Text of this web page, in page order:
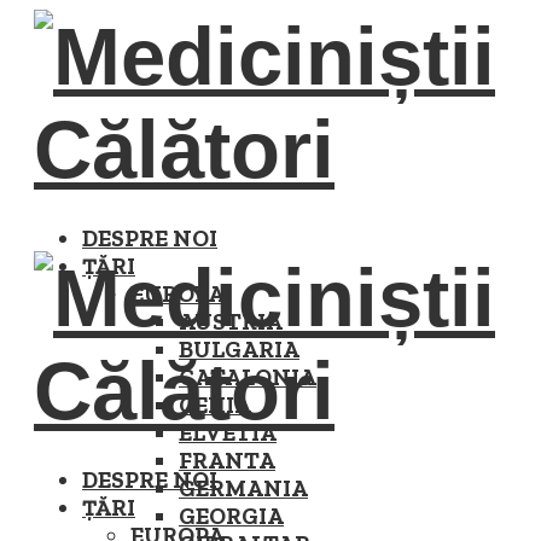
DESPRE NOI
ȚĂRI
EUROPA
AUSTRIA
BULGARIA
CATALONIA
CEHIA
ELVETIA
FRANTA
GERMANIA
GEORGIA
DESPRE NOI
ȚĂRI